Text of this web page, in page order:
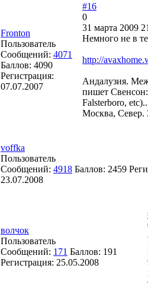
Fronton
Пользователь
Сообщений: 4071
Баллов: 4090
Регистрация:
07.07.2007
#16
0
31 марта 2009
Немного не в
http://
Андалузия.
пишет Свенсон:
Falsterboro,
Москва, Север.
voffka
Пользователь
Сообщений: 4918 Баллов: 2459
23.07.2008
волчок
Пользователь
Сообщений: 171 Баллов: 191
Регистрация: 25.05.2008